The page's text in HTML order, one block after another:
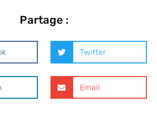
Partage :
Twitter
Email